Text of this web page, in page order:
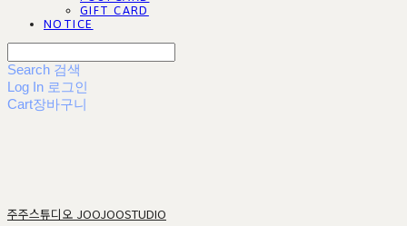
GIFT CARD
NOTICE
Search 검색
Log In 로그인
Cart장바구니
주주스튜디오 JOOJOOSTUDIO